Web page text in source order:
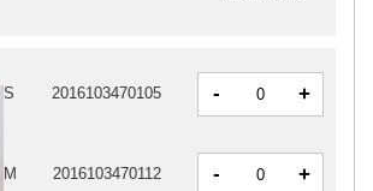
S 2016103470105 - +
M 2016103470112 - +